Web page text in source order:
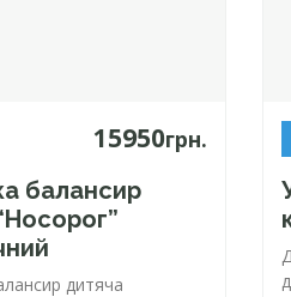
15950грн.
балансир
дитяча